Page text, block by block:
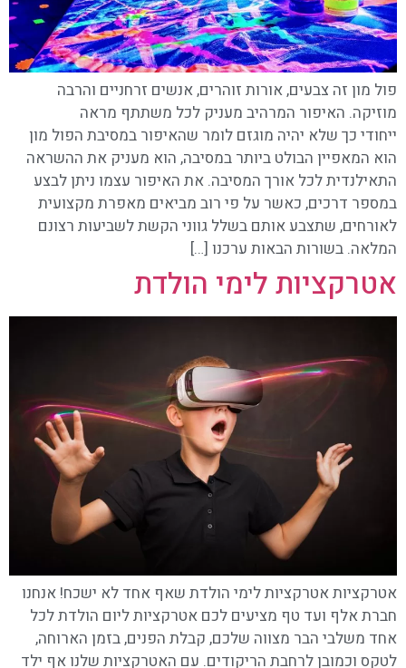
פול מון זה צבעים, אורות זוהרים, אנשים זרחניים והרבה
מוזיקה. האיפור המרהיב מעניק לכל משתתף מראה
ייחודי כך שלא יהיה מוגזם לומר שהאיפור במסיבת הפול מון
הוא המאפיין הבולט ביותר במסיבה, הוא מעניק את ההשראה
התאילנדית לכל אורך המסיבה. את האיפור עצמו ניתן לבצע
במספר דרכים, כאשר על פי רוב מביאים מאפרת מקצועית
לאורחים, שתצבע אותם בשלל גווני הקשת לשביעות רצונם
המלאה. בשורות הבאות ערכנו […]
אטרקציות לימי הולדת
אטרקציות אטרקציות לימי הולדת שאף אחד לא ישכח! אנחנו
חברת אלף ועד טף מציעים לכם אטרקציות ליום הולדת לכל
אחד משלבי הבר מצווה שלכם, קבלת הפנים, בזמן הארוחה,
לטקס וכמובן לרחבת הריקודים. עם האטרקציות שלנו אף ילד